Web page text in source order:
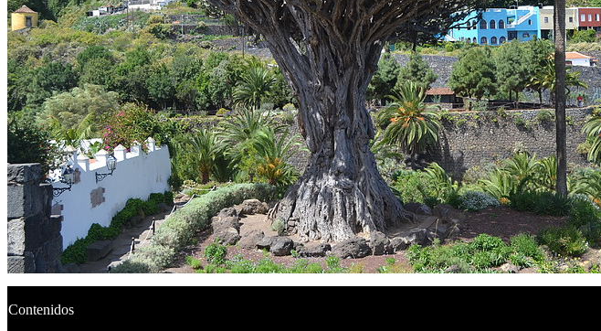
Contenidos